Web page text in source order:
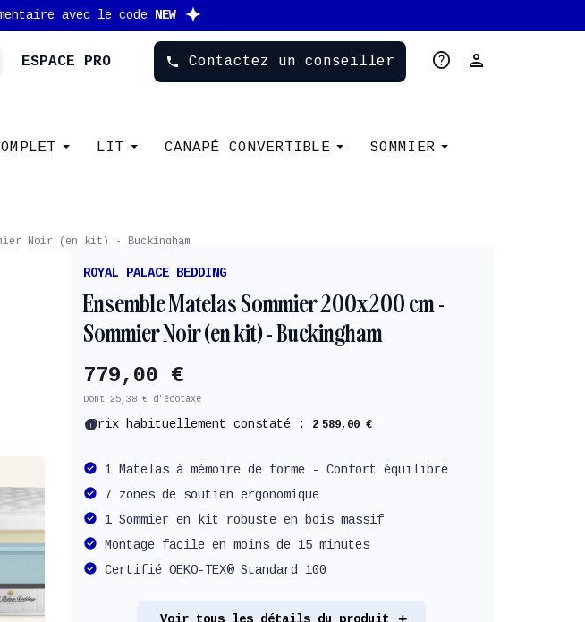
avec le code NEW
ESPACE PRO phone Contactez un conseiller help
person
LIT CANAPÉ CONVERTIBLE SOMMIER
Noir (en kit) - Buckingham
ROYAL PALACE BEDDING
Ensemble Matelas Sommier 200x200 cm -
Sommier Noir (en kit) - Buckingham
779,00 €
Dont 25,38 € d'écotaxe
infoPrix habituellement constaté : 2 589,00 €
1 Matelas à mémoire de forme - Confort équilibré
7 zones de soutien ergonomique
1 Sommier en kit robuste en bois massif
Montage facile en moins de 15 minutes
Certifié OEKO-TEX® Standard 100